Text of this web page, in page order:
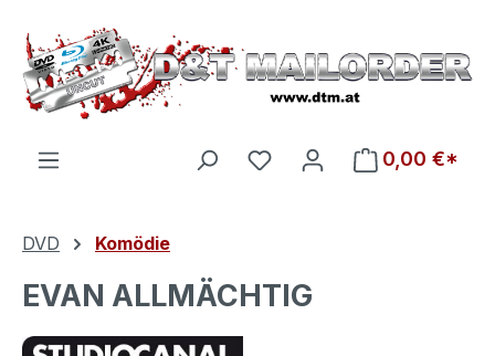
Zum Hauptinhalt springen
Du hast 0 Produkte auf
0,00 €*
DVD Komödie
EVAN ALLMÄCHTIG